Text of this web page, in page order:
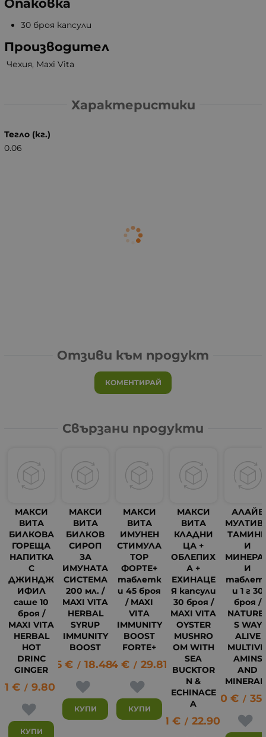
Опаковка
30 броя капсули
Производител
Чехия, Maxi Vita
Характеристики
Тегло (кг.)
0.06
Отзиви към продукт
КОМЕНТИРАЙ
Свързани продукти
МАКСИ
ВИТА
БИЛКОВА
ГОРЕЩА
НАПИТКА
С
ДЖИНДЖ
ИФИЛ
саше 10
броя /
MAXI VITA
HERBAL
HOT
DRINC
GINGER
€ / 9.80
КУПИ
МАКСИ
ВИТА
БИЛКОВ
СИРОП
ЗА
ИМУНАТА
СИСТЕМА
200 мл. /
MAXI VITA
HERBAL
SYRUP
IMMUNITY
BOOST
9.45 € / 18.48 лв.
КУПИ
МАКСИ
ВИТА
ИМУНЕН
СТИМУЛА
ТОР
ФОРТЕ+
таблетк
и 45 броя
/ MAXI
VITA
IMMUNITY
BOOST
FORTE+
15.24 € / 29.81 лв.
КУПИ
МАКСИ
ВИТА
КЛАДНИ
ЦА +
ОБЛЕПИХ
А +
ЕХИНАЦЕ
Я капсули
30 броя /
MAXI VITA
OYSTER
MUSHRO
OM WITH
SEA
BUCKTOR
N &
ECHINACE
A
11.71 € / 22.90 лв.
АЛАЙВ
И
И
и 1 г 30
броя /
S WAY
ALIVE
AMINS
AND
18.00 € /